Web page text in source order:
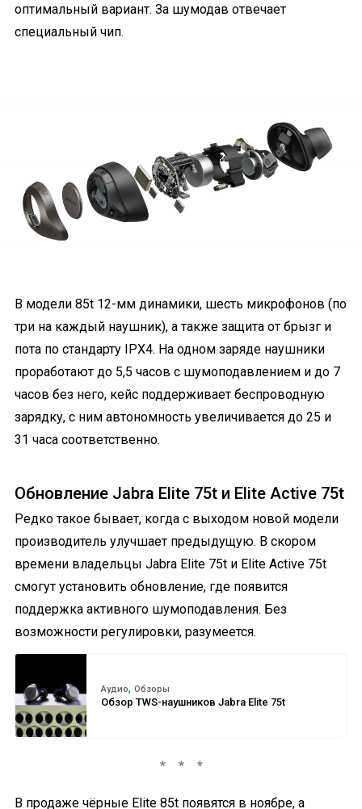
оптимальный вариант. За шумодав отвечает
специальный чип.
В модели 85t 12-мм динамики, шесть микрофонов (по
три на каждый наушник), а также защита от брызг и
пота по стандарту IPX4. На одном заряде наушники
проработают до 5,5 часов с шумоподавлением и до 7
часов без него, кейс поддерживает беспроводную
зарядку, с ним автономность увеличивается до 25 и
31 часа соответственно.
Обновление Jabra Elite 75t и Elite Active 75t
Редко такое бывает, когда с выходом новой модели
производитель улучшает предыдущую. В скором
времени владельцы Jabra Elite 75t и Elite Active 75t
смогут установить обновление, где появится
поддержка активного шумоподавления. Без
возможности регулировки, разумеется.
Аудио, Обзоры
Обзор TWS-наушников Jabra Elite 75t
В продаже чёрные Elite 85t появятся в ноябре, а